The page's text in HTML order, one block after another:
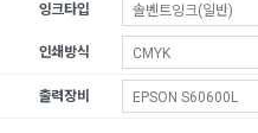
잉크타입
인쇄방식
출력장비